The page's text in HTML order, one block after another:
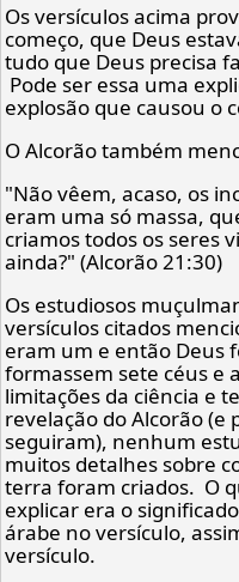
Os versículos acima
começo, que Deus
tudo que Deus precisa
Pode ser essa uma
explosão que causou o
O Alcorão também
"Não vêem, acaso, os
eram uma só massa,
criamos todos os seres
ainda?" (Alcorão 21:30)
Os estudiosos
versículos citados
eram um e então Deus
formassem sete céus e
limitações da ciência e
revelação do Alcorão (e
seguiram), nenhum
muitos detalhes sobre
terra foram criados. O
explicar era o
árabe no versículo,
versículo.